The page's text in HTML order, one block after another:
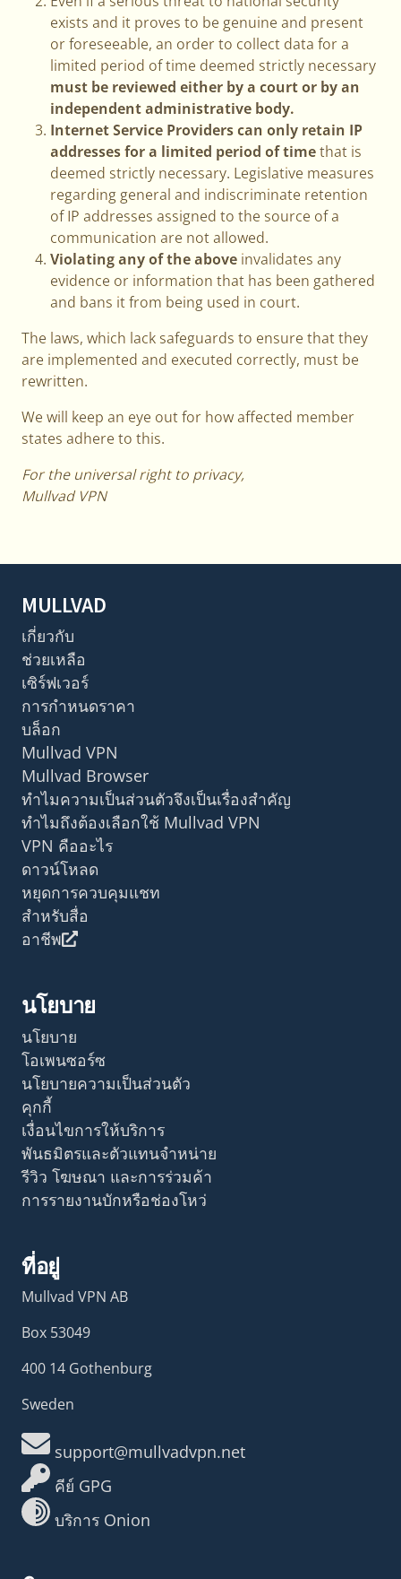
exists and it proves to be genuine and present
or foreseeable, an order to collect data for a
limited period of time deemed strictly necessary
must be reviewed either by a court or by an
independent administrative body.
Internet Service Providers can only retain IP
addresses for a limited period of timethat is
deemed strictly necessary. Legislative measures
regarding general and indiscriminate retention
of IP addresses assigned to the source of a
communication are not allowed.
Violating any of the above invalidates any
evidence or information that has been gathered
and bans it from being used in court.
The laws, which lack safeguards to ensure that they
are implemented and executed correctly, must be
rewritten.
We will keep an eye out for how affected member
states adhere to this.
For the universal right to privacy,
Mullvad VPN
MULLVAD
เกี่ยวกับ
ช่วยเหลือ
เซิร์ฟเวอร์
การกำหนดราคา
บล็อก
Mullvad VPN
Mullvad Browser
ทำไมความเป็นส่วนตัวจึงเป็นเรื่องสำคัญ
ทำไมถึงต้องเลือกใช้ Mullvad VPN
VPN คืออะไร
ดาวน์โหลด
หยุดการควบคุมแชท
สำหรับสื่อ
อาชีพ
นโยบาย
นโยบาย
โอเพนซอร์ซ
นโยบายความเป็นส่วนตัว
คุกกี้
เงื่อนไขการให้บริการ
พันธมิตรและตัวแทนจำหน่าย
รีวิว โฆษณา และการร่วมค้า
การรายงานบักหรือช่องโหว่
ที่อยู่
Mullvad VPN AB
Box 53049
400 14 Gothenburg
Sweden
support@mullvadvpn.net
คีย์ GPG
บริการ Onion